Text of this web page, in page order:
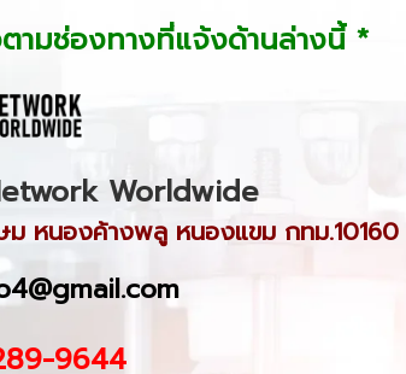
ามช่องทางที่แจ้งด้านล่างนี้ *
Worldwide
ม หนองค้างพลู หนองแขม กทม.10160
9644